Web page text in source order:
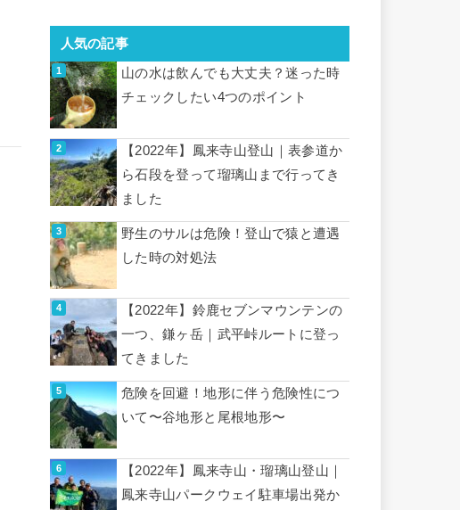
人気の記事
山の水は飲んでも大丈夫？迷った時
チェックしたい4つのポイント
【2022年】鳳来寺山登山｜表参道か
ら石段を登って瑠璃山まで行ってき
ました
野生のサルは危険！登山で猿と遭遇
した時の対処法
【2022年】鈴鹿セブンマウンテンの
一つ、鎌ヶ岳｜武平峠ルートに登っ
てきました
危険を回避！地形に伴う危険性につ
いて〜谷地形と尾根地形〜
【2022年】鳳来寺山・瑠璃山登山｜
鳳来寺山パークウェイ駐車場出発か